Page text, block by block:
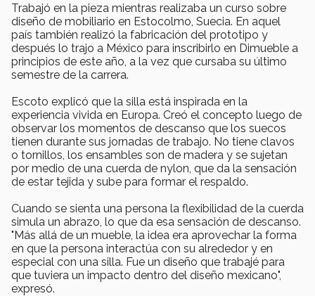
Trabajó en la pieza mientras realizaba un curso sobre
diseño de mobiliario en Estocolmo, Suecia. En aquel
país también realizó la fabricación del prototipo y
después lo trajo a México para inscribirlo en Dimueble a
principios de este año, a la vez que cursaba su último
semestre de la carrera.
Escoto explicó que la silla está inspirada en la
experiencia vivida en Europa. Creó el concepto luego de
observar los momentos de descanso que los suecos
tienen durante sus jornadas de trabajo. No tiene clavos
o tornillos, los ensambles son de madera y se sujetan
por medio de una cuerda de nylon, que da la sensación
de estar tejida y sube para formar el respaldo.
Cuando se sienta una persona la flexibilidad de la cuerda
simula un abrazo, lo que da esa sensación de descanso.
"Más allá de un mueble, la idea era aprovechar la forma
en que la persona interactúa con su alrededor y en
especial con una silla. Fue un diseño que trabajé para
que tuviera un impacto dentro del diseño mexicano",
expresó.